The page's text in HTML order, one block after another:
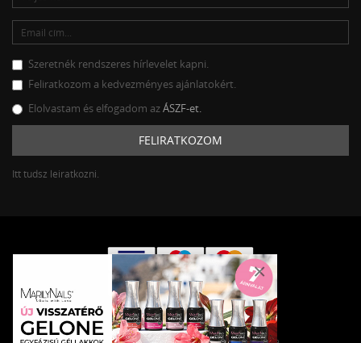
×
Szeretnék rendszeres hírlevelet kapni.
Feliratkozom a kedvezményes ajánlatokért.
Elolvastam és elfogadom azÁSZF-et.
FELIRATKOZOM
Itt tudsz leiratkozni.